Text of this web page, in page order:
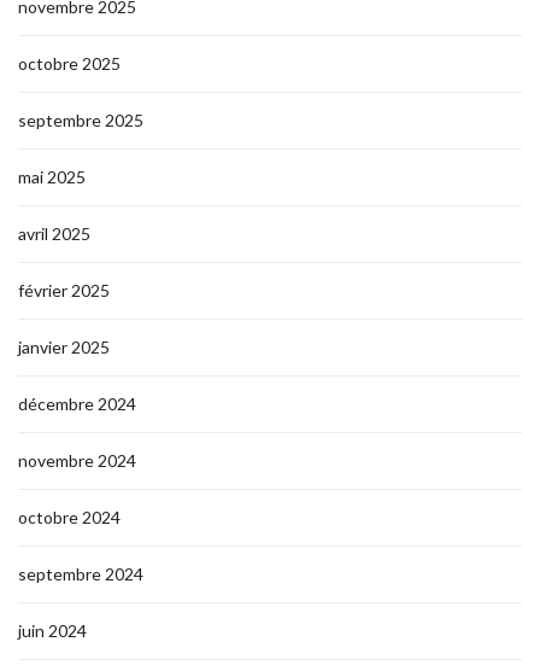
novembre 2025
octobre 2025
septembre 2025
mai 2025
avril 2025
février 2025
janvier 2025
décembre 2024
novembre 2024
octobre 2024
septembre 2024
juin 2024